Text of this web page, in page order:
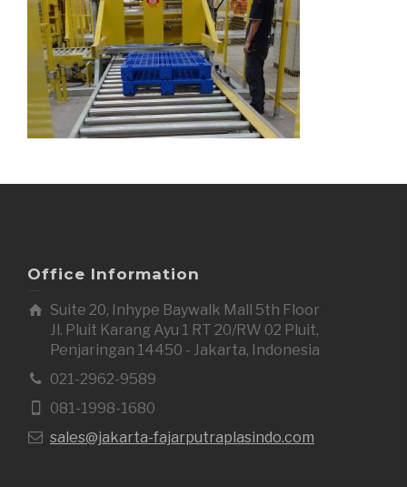
Office Information
Suite 20, Inhype Baywalk Mall 5th Floor
Jl. Pluit Karang Ayu 1 RT 20/RW 02 Pluit,
Penjaringan 14450 - Jakarta, Indonesia
021-2962-9589
081-1998-1680
sales@jakarta-fajarputraplasindo.com